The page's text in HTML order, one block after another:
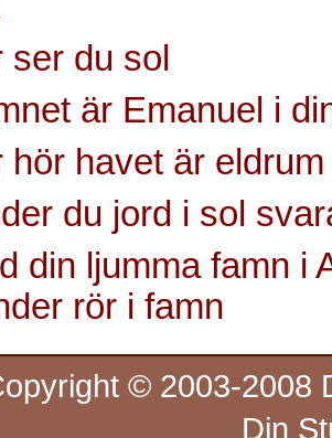
ser du sol
är Emanuel i
hör havet är eldrum
du jord i sol
din ljumma famn i
rör i famn
© 2003-2008
Din